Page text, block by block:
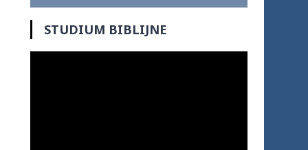
STUDIUM BIBLIJNE